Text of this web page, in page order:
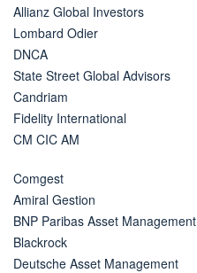
Allianz Global Investors
Lombard Odier
DNCA
State Street Global Advisors
Candriam
Fidelity International
CM CIC AM
Comgest
Amiral Gestion
BNP Paribas Asset Management
Blackrock
Deutsche Asset Management